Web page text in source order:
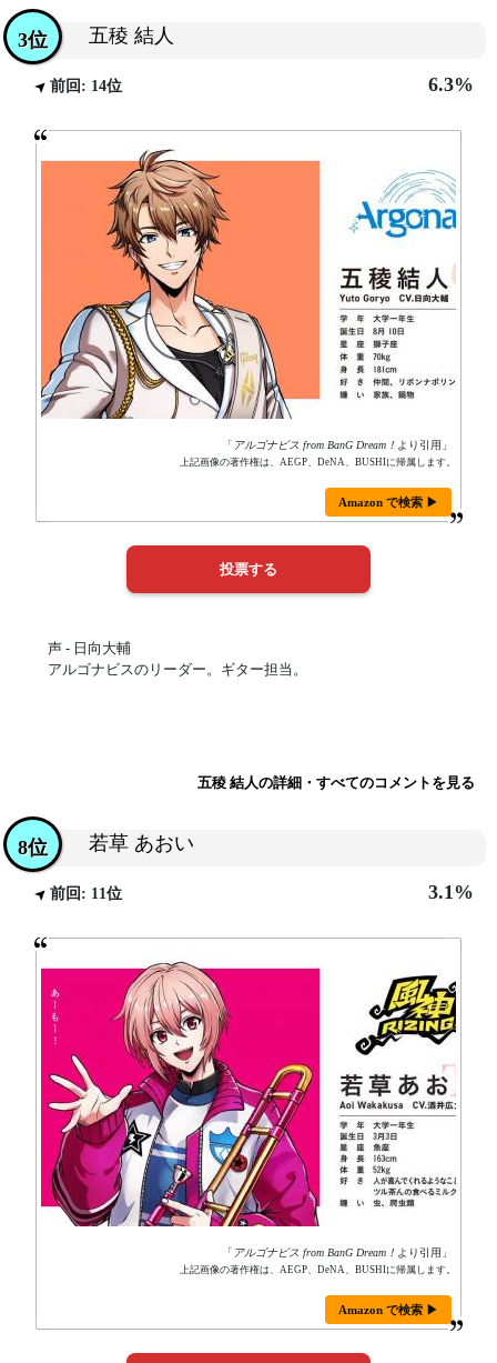
五稜 結人
3位
前回: 14位 6.3%
「 アルゴナビス from BanG Dream！ より引用」
上記画像の著作権は、AEGP、DeNA、BUSHIに帰属します。
Amazon で検索 ▶
声 - 日向大輔
アルゴナビスのリーダー。ギター担当。
五稜 結人の詳細・すべてのコメントを見る
若草 あおい
8位
前回: 11位 3.1%
「 アルゴナビス from BanG Dream！ より引用」
上記画像の著作権は、AEGP、DeNA、BUSHIに帰属します。
Amazon で検索 ▶